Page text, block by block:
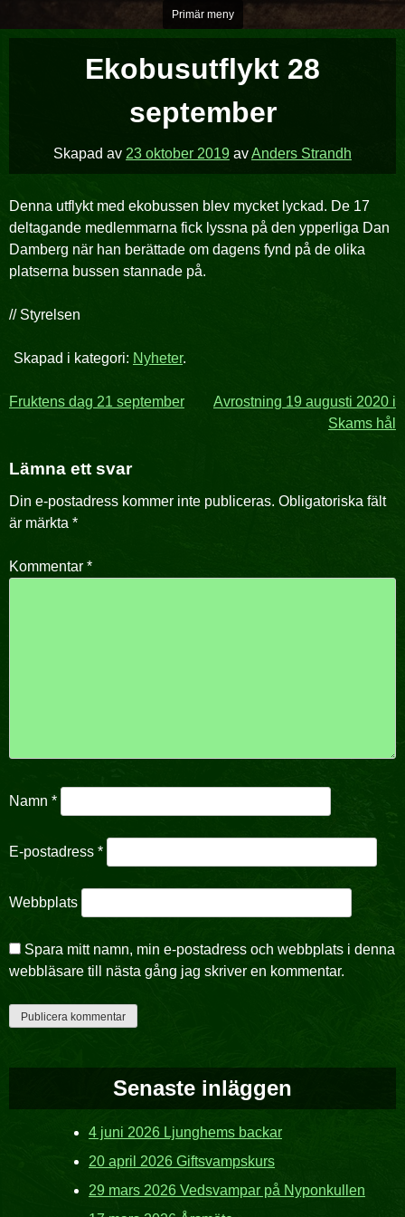
över
Primär meny
Ekobusutflykt 28
september
Skapad av 23 oktober 2019 avAnders Strandh
Denna utflykt med ekobussen blev mycket lyckad. De 17
deltagande medlemmarna fick lyssna på den ypperliga Dan
Damberg när han berättade om dagens fynd på de olika
platserna bussen stannade på.
// Styrelsen
Skapad i kategori: Nyheter.
Inläggsnavigering
Fruktens dag 21 september
Avrostning 19 augusti 2020 i
Skams hål
Lämna ett svar
Din e-postadress kommer inte publiceras. Obligatoriska fält
är märkta *
Kommentar *
Namn *
E-postadress *
Webbplats
Spara mitt namn, min e-postadress och webbplats i denna
webbläsare till nästa gång jag skriver en kommentar.
Senaste inläggen
4 juni 2026 Ljunghems backar
20 april 2026 Giftsvampskurs
29 mars 2026 Vedsvampar på Nyponkullen